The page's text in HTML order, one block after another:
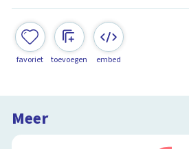
favoriet toevoegen embed
Meer